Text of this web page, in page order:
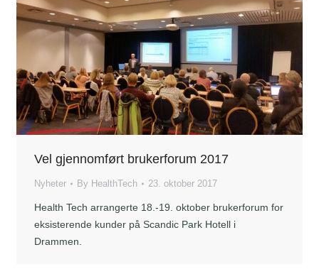
Vel gjennomført brukerforum 2017
Nyheter By HealthTech 23. oktober 2017
Health Tech arrangerte 18.-19. oktober brukerforum for
eksisterende kunder på Scandic Park Hotell i
Drammen.